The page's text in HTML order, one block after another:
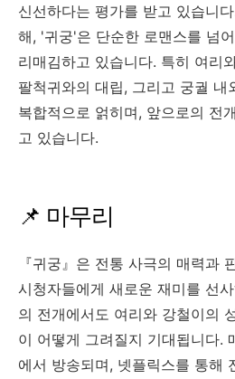
신선하다는 평가를 받고 있습니
해, '귀궁'은 단순한 로맨스를 넘
리매김하고 있습니다. 특히 여리
팔척귀와의 대립, 그리고 궁궐 내
복합적으로 얽히며, 앞으로의 전
고 있습니다.
📌 마무리
『귀궁』은 전통 사극의 매력과
시청자들에게 새로운 재미를 선
의 전개에서도 여리와 강철이의
이 어떻게 그려질지 기대됩니다.
에서 방송되며, 넷플릭스를 통해